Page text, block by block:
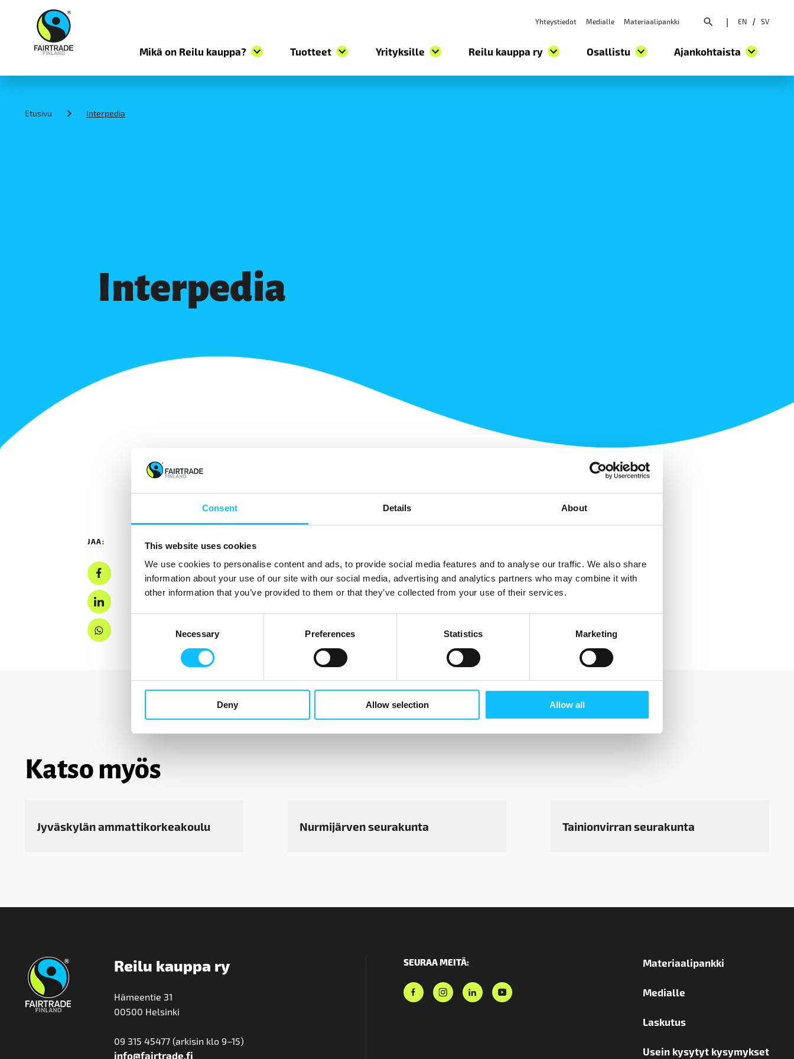
Consent Details About
This website uses cookies
We use cookies to personalise content and ads, to provide social media features and to analyse our traffic. We also share
information about your use of our site with our social media, advertising and analytics partners who may combine it with
other information that you’ve provided to them or that they’ve collected from your use of their services.
Necessary Preferences Statistics Marketing
Deny Allow selection Allow all
Yhteystiedot Medialle Materiaalipankki Avaa hakuvalikko
EN / SV
Mikä on Reilu kauppa? Tuotteet Yrityksille Reilu kauppa ry Osallistu Ajankohtaista
Etusivu Interpedia
Interpedia
JAA:
Katso myös
Jyväskylän ammattikorkeakoulu Nurmijärven seurakunta Tainionvirran seurakunta
Reilu kauppa ry
Hämeentie 31
00500 Helsinki
09 315 45477 (arkisin klo 9–15)
info@fairtrade.fi
SEURAA MEITÄ: Materiaalipankki
Medialle
Laskutus
Usein kysytyt kysymykset